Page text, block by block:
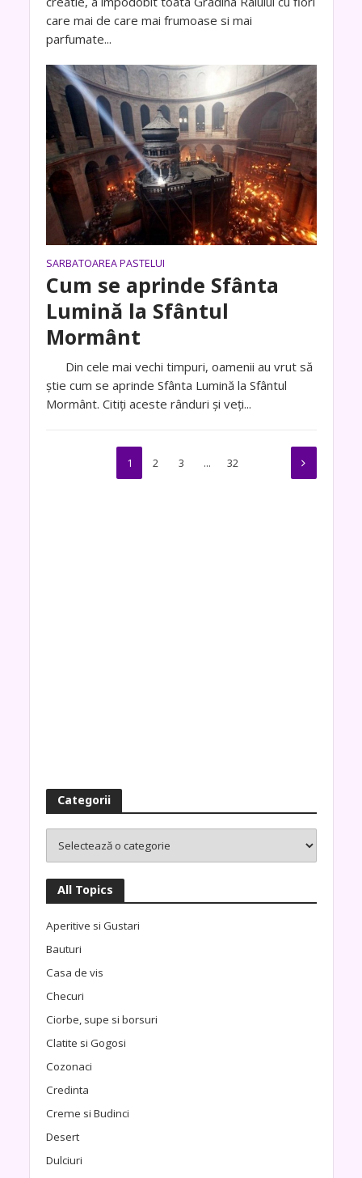
care mai de care mai frumoase si mai
parfumate...
SARBATOAREA PASTELUI
Cum se aprinde Sfânta
Lumină la Sfântul
Mormânt
Din cele mai vechi timpuri, oamenii au vrut să
știe cum se aprinde Sfânta Lumină la Sfântul
Mormânt. Citiți aceste rânduri și veți...
1 2 3 … 32
Categorii
All Topics
Aperitive si Gustari
Bauturi
Casa de vis
Checuri
Ciorbe, supe si borsuri
Clatite si Gogosi
Cozonaci
Credinta
Creme si Budinci
Desert
Dulciuri